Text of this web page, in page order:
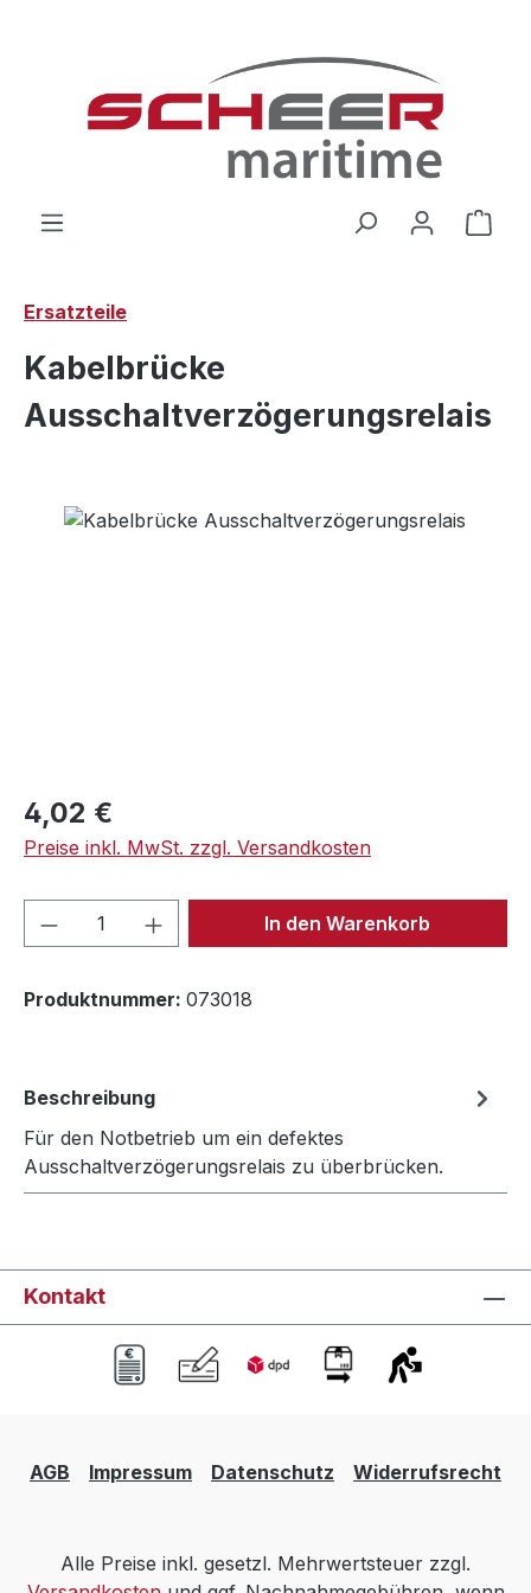
Ersatzteile
Kabelbrücke
Ausschaltverzögerungsrelais
Bildergalerie überspringen
Regulärer Preis:
4,02 €
Preise inkl. MwSt. zzgl. Versandkosten
Produkt Anzahl: Gib denIn den Warenkorb
Produktnummer: 073018
Beschreibung
Für den Notbetrieb um ein defektes
Ausschaltverzögerungsrelais zu überbrücken.
Kontakt
AGB Impressum Datenschutz Widerrufsrecht
Alle Preise inkl. gesetzl. Mehrwertsteuer zzgl.